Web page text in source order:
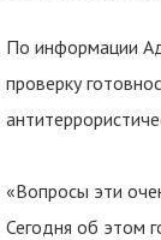
По информации
проверку
«Вопросы эти
Сегодня об этом